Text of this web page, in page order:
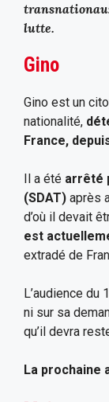
lutte.
Gino
Gino est un
nationalité,
France,
Il a été arrêté
(SDAT) après
d’où il devait
est
extradé de
L’audience du
ni sur sa
qu’il devra
La prochaine